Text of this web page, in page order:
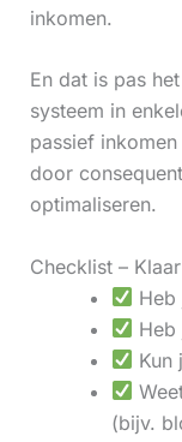
inkomen.
En dat is pas
systeem in
passief
door
optimaliseren.
Checklist –
Heb
Heb
Kun
(bijv.